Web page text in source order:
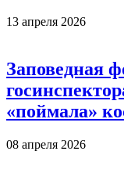
13 апреля 2026
Заповедная
«поймала»
08 апреля 2026